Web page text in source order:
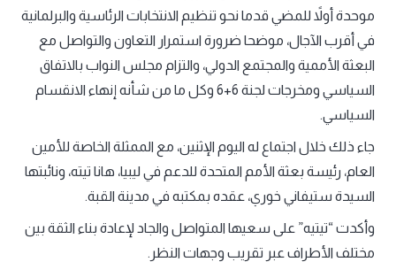
موحدة أولاً للمضي قدما نحو تنظيم الانتخابات الرئاسية والبرلمانية
في أقرب الآجال، موضحا ضرورة استمرار التعاون والتواصل مع
البعثة الأممية والمجتمع الدولي، والتزام مجلس النواب بالاتفاق
السياسي ومخرجات لجنة 6+6 وكل ما من شأنه إنهاء الانقسام
السياسي.
جاء ذلك خلال اجتماع له اليوم الإثنين، مع الممثلة الخاصة للأمين
العام، رئيسة بعثة الأمم المتحدة للدعم في ليبيا، هانا تيته، ونائبتها
السيدة ستيفاني خوري، عقده بمكتبه في مدينة القبة.
وأكدت “تيتيه” على سعيها المتواصل والجاد لإعادة بناء الثقة بين
مختلف الأطراف عبر تقريب وجهات النظر.